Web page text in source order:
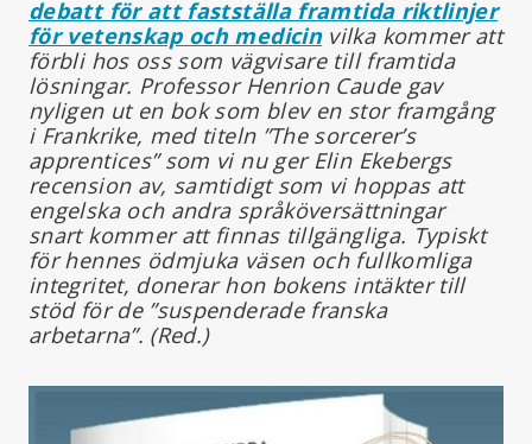
debatt för att fastställa framtida riktlinjer
för vetenskap och medicin vilka kommer att
förbli hos oss som vägvisare till framtida
lösningar. Professor Henrion Caude gav
nyligen ut en bok som blev en stor framgång
i Frankrike, med titeln ”The sorcerer’s
apprentices” som vi nu ger Elin Ekebergs
recension av, samtidigt som vi hoppas att
engelska och andra språköversättningar
snart kommer att finnas tillgängliga. Typiskt
för hennes ödmjuka väsen och fullkomliga
integritet, donerar hon bokens intäkter till
stöd för de ”suspenderade franska
arbetarna”. (Red.)